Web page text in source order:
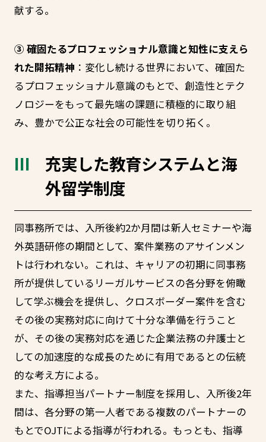
献する。
③ 確固たるプロフェッショナル意識と知性に支えら
れた開拓精神 ：変化し続ける世界において、確固た
るプロフェッショナル意識のもとで、創造性とテク
ノロジーをもって最先端の課題に積極的に取り組
み、豊かで公正な社会の可能性を切り拓く。
充実した教育システムと海
外留学制度
同事務所では、入所後約2か月間は新人セミナーや海
外英語研修の期間として、案件業務のアサインメン
トは行われない。これは、キャリアの初期に同事務
所が提供しているリーガルサービスの各分野を俯瞰
して学ぶ機会を提供し、クロスボーダー案件を含む
その後の実務対応に向けて十分な準備を行うこと
が、その後の実務対応を通じた企業法務の弁護士と
しての加速度的な成長のために有用であるとの伝統
的な考え方による。
また、指導担当パートナー制度を採用し、入所後2年
間は、各分野の第一人者である複数のパートナーの
もとでOJTによる指導が行われる。もっとも、指導